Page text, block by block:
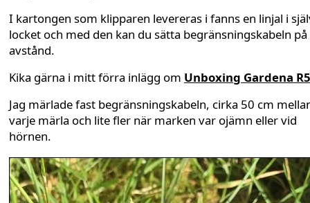
I kartongen som klipparen levereras i fanns en linjal i
locket och med den kan du sätta begränsningskabeln
avstånd.
Kika gärna i mitt förra inlägg om Unboxing Gardena
Jag märlade fast begränsningskabeln, cirka 50 cm
varje märla och lite fler när marken var ojämn eller vid
hörnen.